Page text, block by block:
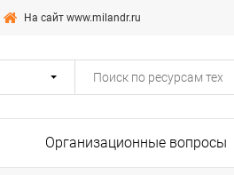
На сайт www.milandr.ru
Организационные вопросы